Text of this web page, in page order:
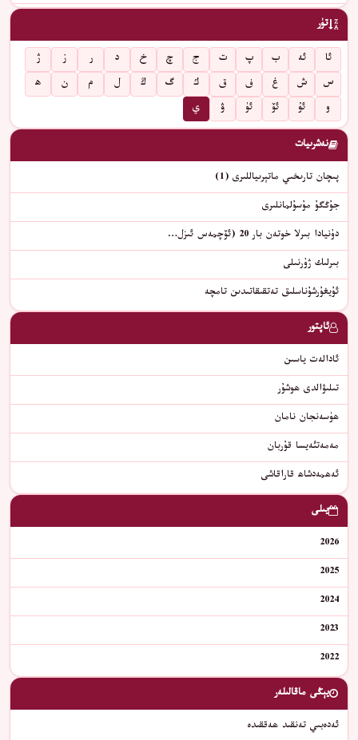
تۈر
ئا ئە ب پ ت ج چ خ د ر ز
ژ
س
ش غ ف ق ك گ ڭ ل م ن
ھ
و
ئۇ ئۆ ئۈ ۋ ي
نەشرىيات
پىچان تارىخىي ماتېرىياللىرى (1)
جۇڭگۇ مۇسۇلمانلىرى
دۇنيادا بىرلا خوتەن بار 20 (ئۆچمەس ئىزل…
بىرلىك ژۇرنىلى
ئۇيغۇرشۇناسلىق تەتقىقاتىدىن تامچە
ئاپتور
ئادالەت ياسىن
تىلىۋالدى ھوشۇر
ﮬﯜﺳﻪﻧﺠﺎﻥ ﻧﺎﻣﺎﻥ
مەمەتئەيسا قۇربان
ئەھمەدشاھ قاراقاشى
يىلى
2026
2025
2024
2023
2022
يېڭى ماقالىلەر
ئەدەبىي تەنقىد ھەققىدە